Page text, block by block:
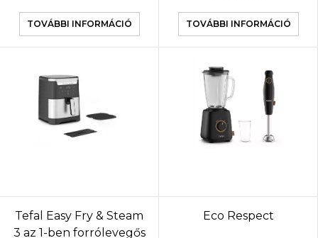
TOVÁBBI INFORMÁCIÓ TOVÁBBI INFORMÁCIÓ
Tefal Easy Fry & Steam
3 az 1-ben forrólevegős
Eco Respect